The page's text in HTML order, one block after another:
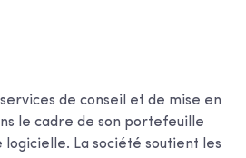
de conseil et de mise en
le cadre de son portefeuille
La société soutient les